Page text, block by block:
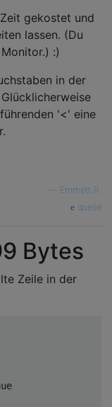
gekostet und
lassen. (Du
:)
in der
'<' eine
Emmett R.
quelle
Bytes
Zeile in der